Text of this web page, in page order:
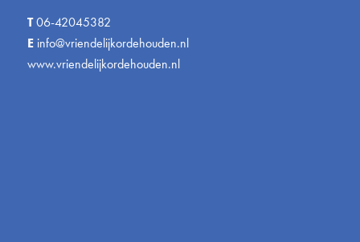
T06-42045382
E info@vriendelijkordehouden.nl
www.vriendelijkordehouden.nl